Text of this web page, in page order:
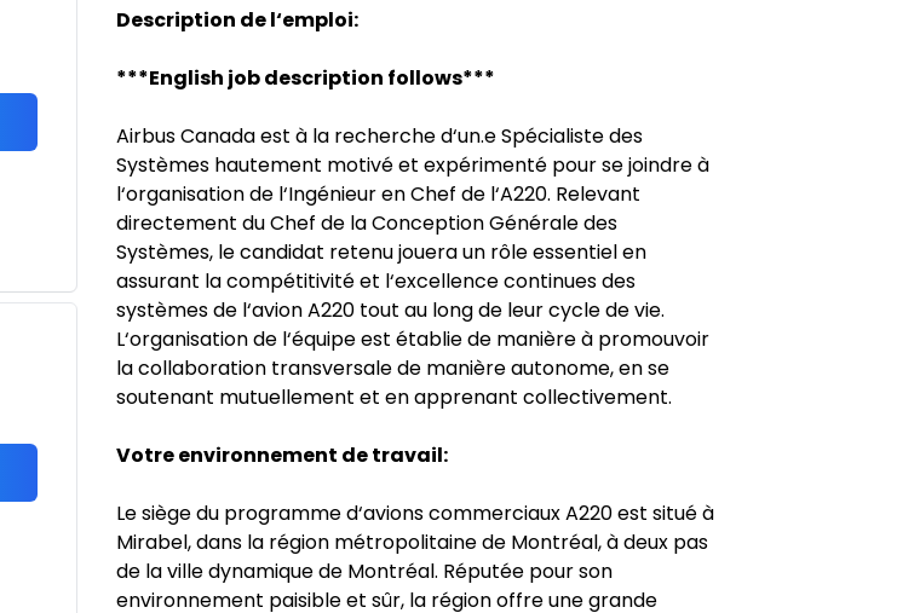
Description de l‘emploi:
***English job description follows***
Airbus Canada est à la recherche d‘un.e Spécialiste des
Systèmes hautement motivé et expérimenté pour se joindre à
l‘organisation de l‘Ingénieur en Chef de l‘A220. Relevant
directement du Chef de la Conception Générale des
Systèmes, le candidat retenu jouera un rôle essentiel en
assurant la compétitivité et l‘excellence continues des
systèmes de l‘avion A220 tout au long de leur cycle de vie.
L‘organisation de l‘équipe est établie de manière à promouvoir
la collaboration transversale de manière autonome, en se
soutenant mutuellement et en apprenant collectivement.
Votre environnement de travail:
Le siège du programme d‘avions commerciaux A220 est situé à
Mirabel, dans la région métropolitaine de Montréal, à deux pas
de la ville dynamique de Montréal. Réputée pour son
environnement paisible et sûr, la région offre une grande